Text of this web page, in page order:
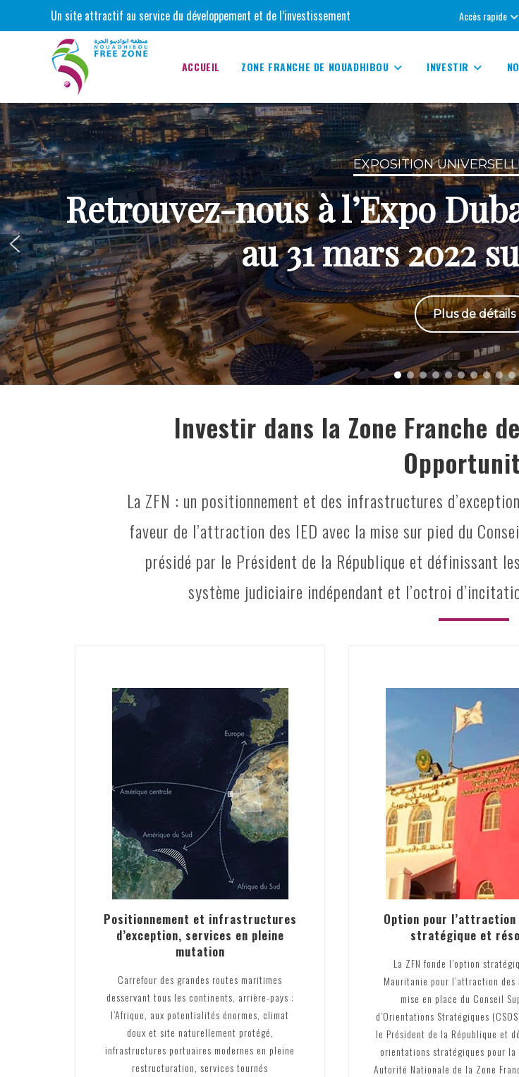
Un site attractif au service du développement et de l’investissement Accès rapide
ACCUEIL ZONE FRANCHE DE NOUADHIBOU INVESTIR
EXPOSITION
Retrouvez-nous à l’Expo
au 31 mars 2022
Plus de détails
Investir dans la Zone Franche
La ZFN : un positionnement et des infrastructures
faveur de l’attraction des IED avec la mise sur pied du
présidé par le Président de la République et définissant
système judiciaire indépendant et l’octroi
Positionnement et infrastructures
d’exception, services en pleine
mutation
Carrefour des grandes routes maritimes
desservant tous les continents, arrière-pays :
l’Afrique, aux potentialités énormes, climat
doux et site naturellement protégé,
infrastructures portuaires modernes en pleine
restructuration, services tournés
Option pour l’attraction
stratégique et
La ZFN fonde l’option
Mauritanie pour l’attraction des
mise en place du Conseil
d’Orientations Stratégiques
le Président de la République et
orientations stratégiques pour la
Autorité Nationale de la Zone